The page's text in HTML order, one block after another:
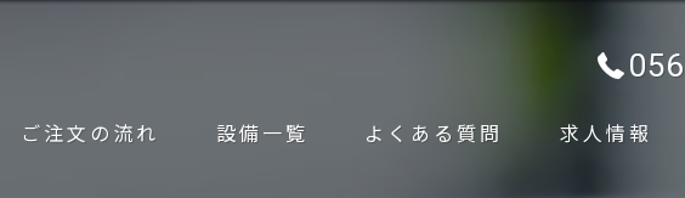
ご注文の流れ 設備一覧 よくある質問 求人情報